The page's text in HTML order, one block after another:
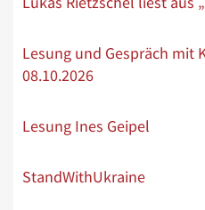
Lesung und Gespräch mit
08.10.2026
Lesung Ines Geipel
StandWithUkraine